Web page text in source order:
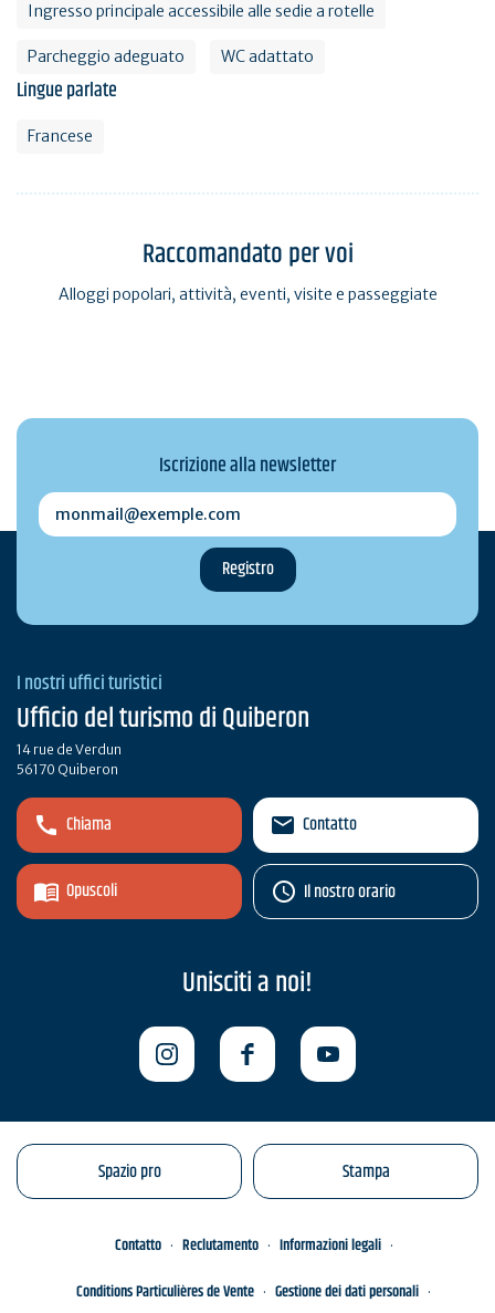
Ingresso principale accessibile alle sedie a rotelle
Parcheggio adeguato WC adattato
Lingue parlate
Francese
Raccomandato per voi
Alloggi popolari, attività, eventi, visite e passeggiate
Iscrizione alla newsletter
monmail@exemple.com
I nostri uffici turistici
Ufficio del turismo di Quiberon
14 rue de Verdun
56170 Quiberon
Chiama
Opuscoli
Contatto
Il nostro orario
Unisciti a noi!
Spazio pro Stampa
Contatto Reclutamento
Informazioni legali
Conditions Particulières de Vente
Gestione dei dati personali